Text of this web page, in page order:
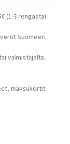
(1-3 rengasta).
Suomeen.
valmistajalta.
maksukortit